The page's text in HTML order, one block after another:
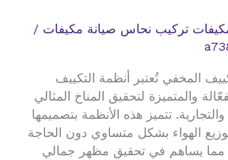
تركيب نحاس صيانة مكيفات /
المخفي تُعتبر أنظمة التكييف
والمتميزة لتحقيق المناخ المثالي
تتميز هذه الأنظمة بتصميمها
الهواء بشكل متساوي دون الحاجة
مما يساهم في تحقيق مظهر جمالي